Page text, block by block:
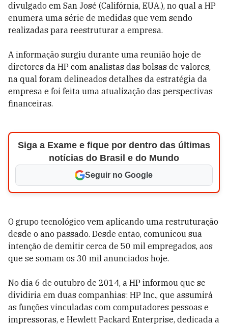
divulgado em San José (Califórnia, EUA.), no qual a HP
enumera uma série de medidas que vem sendo
realizadas para reestruturar a empresa.
A informação surgiu durante uma reunião hoje de
diretores da HP com analistas das bolsas de valores,
na qual foram delineados detalhes da estratégia da
empresa e foi feita uma atualização das perspectivas
financeiras.
Siga a Exame e fique por dentro das últimas
notícias do Brasil e do Mundo
Seguir no Google
O grupo tecnológico vem aplicando uma restruturação
desde o ano passado. Desde então, comunicou sua
intenção de demitir cerca de 50 mil empregados, aos
que se somam os 30 mil anunciados hoje.
No dia 6 de outubro de 2014, a HP informou que se
dividiria em duas companhias: HP Inc., que assumirá
as funções vinculadas com computadores pessoas e
impressoras, e Hewlett Packard Enterprise, dedicada a